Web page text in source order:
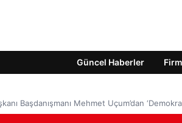
Güncel Haberler
Başdanışmanı Mehmet Uçum’dan